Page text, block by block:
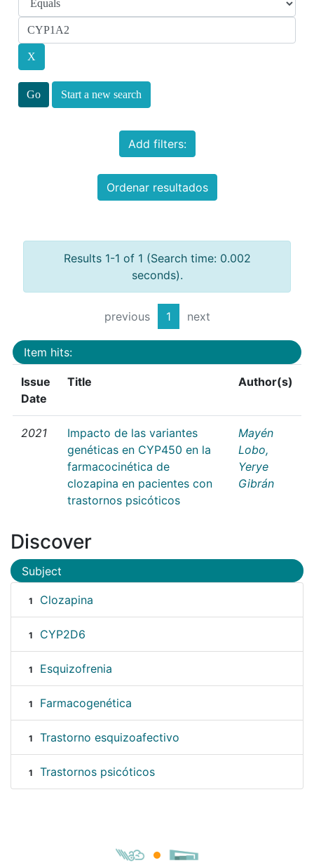
Start a new search
Add filters:
Ordenar resultados
Results 1-1 of 1 (Search time: 0.002
seconds).
previous 1 next
Item hits:
Issue
Date
Title Author(s)
2021
Impacto de las variantes
genéticas en CYP450 en la
farmacocinética de
clozapina en pacientes con
trastornos psicóticos
Mayén
Lobo,
Yerye
Gibrán
Discover
Subject
1 Clozapina
1 CYP2D6
1 Esquizofrenia
1 Farmacogenética
1 Trastorno esquizoafectivo
1 Trastornos psicóticos